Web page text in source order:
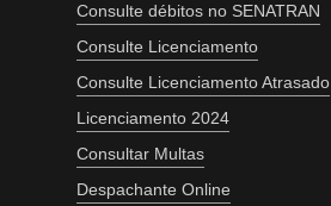
Consulte débitos no SENATRAN
Consulte Licenciamento
Consulte Licenciamento Atrasado
Licenciamento 2024
Consultar Multas
Despachante Online